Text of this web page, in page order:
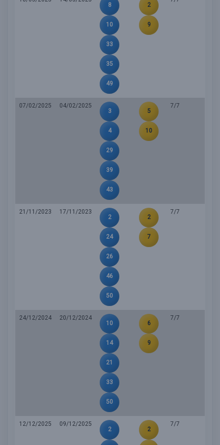
8
10
33
35
49
2
9
07/02/2025
04/02/2025
3
4
29
39
43
5
10
7/7
21/11/2023
17/11/2023
2
24
26
46
50
2
7
7/7
24/12/2024
20/12/2024
10
14
21
33
50
6
9
7/7
12/12/2025
09/12/2025
2
2
7/7